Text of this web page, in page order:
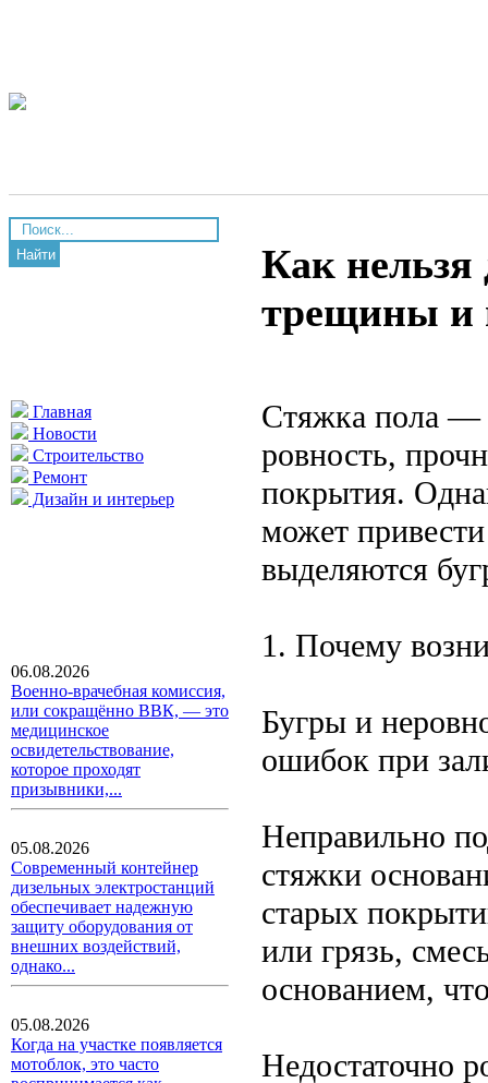
Найти
Главная
Новости
Строительство
Ремонт
Дизайн и интерьер
06.08.2026
Военно-врачебная комиссия,
или сокращённо ВВК, — это
медицинское
освидетельствование,
которое проходят
призывники,...
05.08.2026
Современный контейнер
дизельных электростанций
обеспечивает надежную
защиту оборудования от
внешних воздействий,
однако...
05.08.2026
Когда на участке появляется
мотоблок, это часто
Как нельзя
трещины и
Стяжка пола —
ровность,
покрытия.
может
выделяются
1. Почему
Бугры и
ошибок при
Неправильно
стяжки
старых
или грязь,
основанием,
Недостаточно